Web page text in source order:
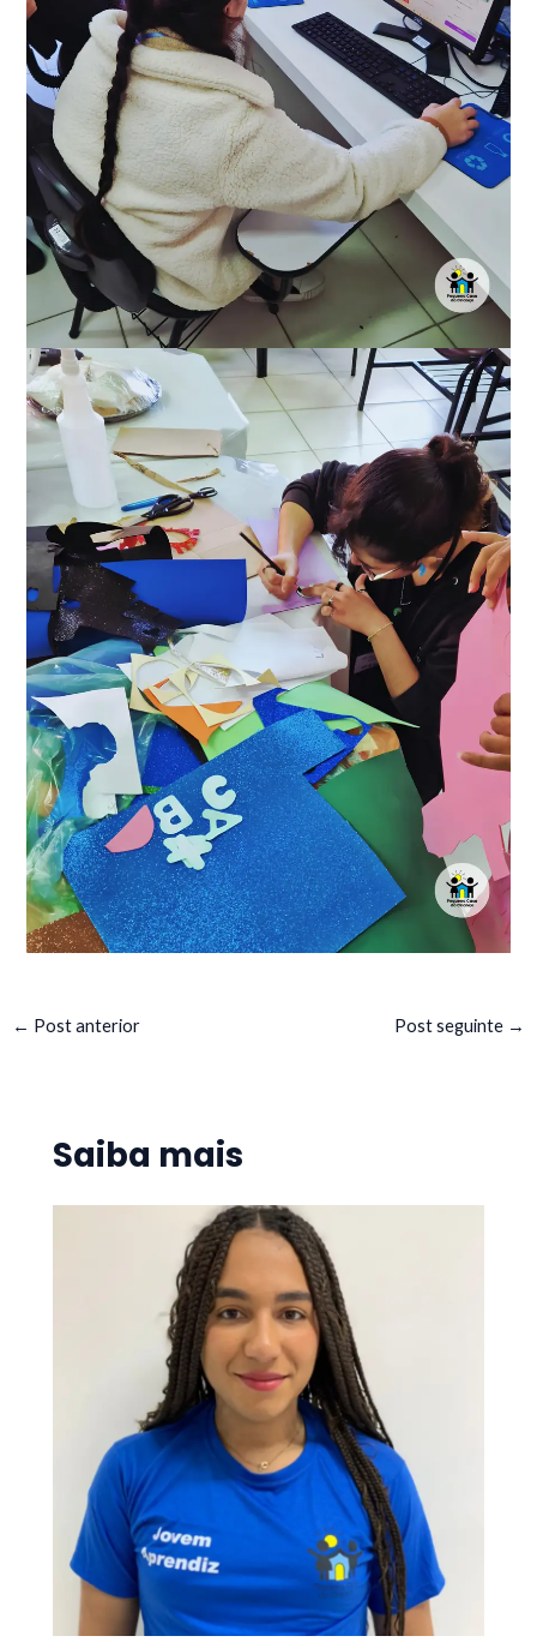
← Post anterior Post seguinte →
Saiba mais